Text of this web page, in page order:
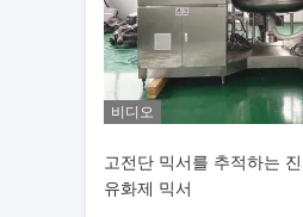
비디오
고전단 믹서를 추적하는
유화제 믹서